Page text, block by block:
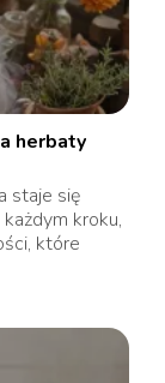
herbaty
staje się
kroku,
które